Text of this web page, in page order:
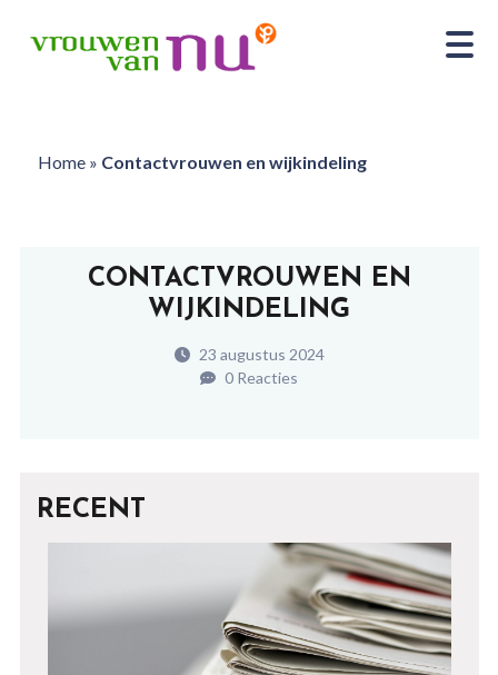
Home» Contactvrouwen en wijkindeling
CONTACTVROUWEN EN
WIJKINDELING
23 augustus 2024
0 Reacties
RECENT